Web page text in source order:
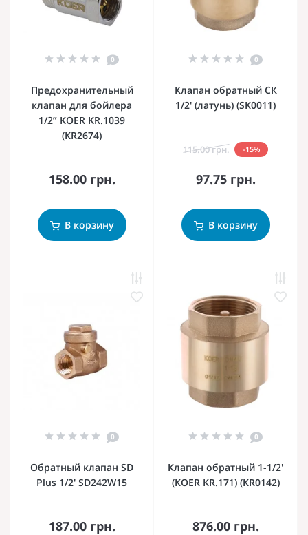
0
Предохранительный
клапан для бойлера
1/2” KOER KR.1039
(KR2674)
158.00 грн.
В корзину
0
Клапан обратный СК
1/2' (латунь) (SK0011)
115.00 грн. -15%
97.75 грн.
В корзину
0
Обратный клапан SD
Plus 1/2' SD242W15
187.00 грн.
0
Клапан обратный 1-1/2'
(KOER KR.171) (KR0142)
876.00 грн.